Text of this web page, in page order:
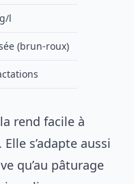
l
(brun-roux)
rend facile à
s’adapte aussi
qu’au pâturage